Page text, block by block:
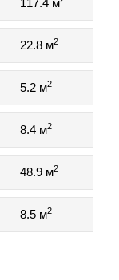
117.4 м
22.8 м2
5.2 м2
8.4 м2
48.9 м2
8.5 м2